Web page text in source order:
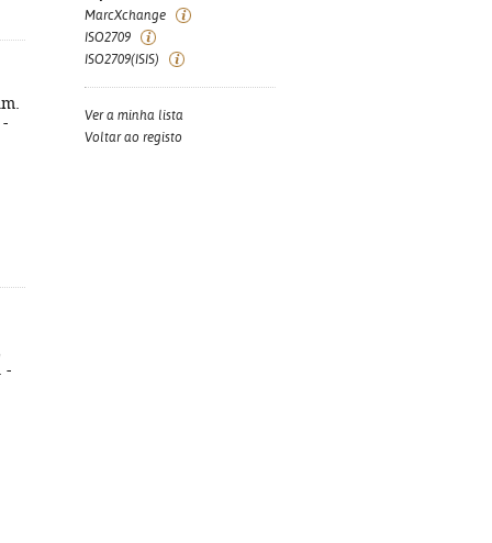
-
MarcXchange
ISO2709
ISO2709(ISIS)
Ver a minha lista
Voltar ao registo